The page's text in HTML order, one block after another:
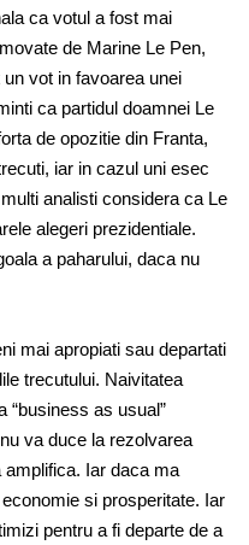
ca votul a fost mai
de Marine Le Pen,
vot in favoarea unei
ca partidul doamnei Le
de opozitie din Franta,
iar in cazul uni esec
analisti considera ca Le
alegeri prezidentiale.
a paharului, daca nu
mai apropiati sau departati
trecutului. Naivitatea
“business as usual”
va duce la rezolvarea
Iar daca ma
si prosperitate. Iar
pentru a fi departe de a